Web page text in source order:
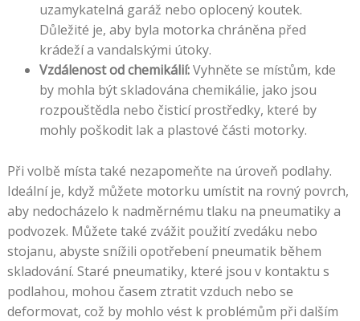
uzamykatelná garáž nebo oplocený koutek.
Důležité je, aby byla motorka chráněna před
krádeží a vandalskými útoky.
Vzdálenost od chemikálií:Vyhněte se místům, kde
by mohla být skladována chemikálie, jako jsou
rozpouštědla nebo čisticí prostředky, které by
mohly poškodit lak a plastové části motorky.
Při volbě místa také nezapomeňte na úroveň podlahy.
Ideální je, když můžete motorku umístit na rovný povrch,
aby nedocházelo k nadměrnému tlaku na pneumatiky a
podvozek. Můžete také zvážit použití zvedáku nebo
stojanu, abyste snížili opotřebení pneumatik během
skladování. Staré pneumatiky, které jsou v kontaktu s
podlahou, mohou časem ztratit vzduch nebo se
deformovat, což by mohlo vést k problémům při dalším